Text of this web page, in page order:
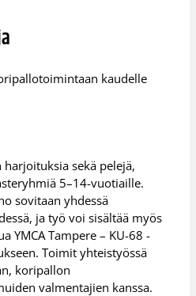
kaudelle
sekä pelejä,
5–14-vuotiaille.
sovitaan yhdessä
ja työ voi sisältää myös
YMCA Tampere – KU-68 -
Toimit yhteistyössä
koripallon
valmentajien kanssa.